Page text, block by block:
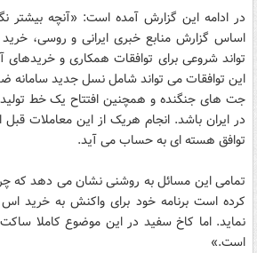
در ادامه این گزارش آمده است: «آنچه بیشتر
تواند شروعی برای توافقات همکاری و خریدهای
توافق هسته ای به حساب می آید.
تمامی این مسائل به روشنی نشان می دهد که
نماید. اما کاخ سفید در این موضوع کاملا
است.»